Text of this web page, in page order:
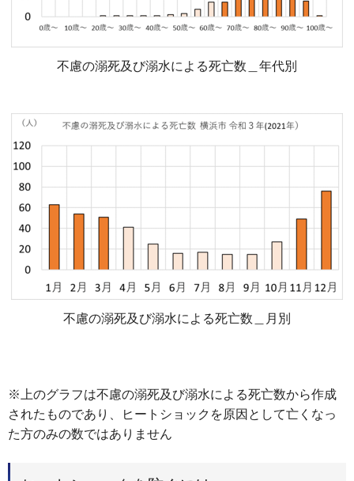
不慮の溺死及び溺水による死亡数＿年代別
不慮の溺死及び溺水による死亡数＿月別
※上のグラフは不慮の溺死及び溺水による死亡数から作成
されたものであり、ヒートショックを原因として亡くなっ
た方のみの数ではありません